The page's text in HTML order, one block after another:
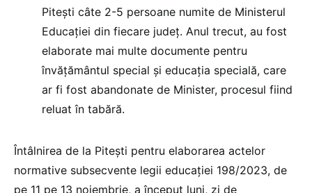
Pitești câte 2-5 persoane numite de Ministerul
Educației din fiecare județ. Anul trecut, au fost
elaborate mai multe documente pentru
învățământul special și educația specială, care
ar fi fost abandonate de Minister, procesul fiind
reluat în tabără.
Întâlnirea de la Pitești pentru elaborarea actelor
normative subsecvente legii educației 198/2023, de
pe 11 pe 13 noiembrie, a început luni, zi de